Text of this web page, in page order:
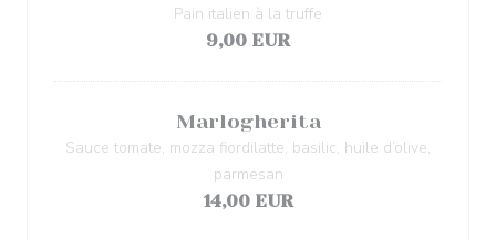
Pain italien à la truffe
9,00 EUR
Marlogherita
Sauce tomate, mozza fiordilatte, basilic, huile d’olive,
parmesan
14,00 EUR